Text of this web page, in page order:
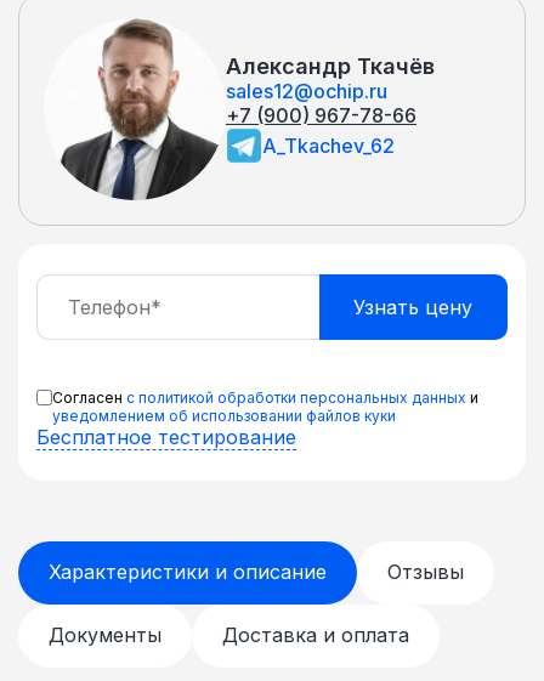
Александр Ткачёв
sales12@ochip.ru
+7 (900) 967-78-66
A_Tkachev_62
Согласен с политикой обработки персональных данных и
уведомлением об использовании файлов куки
Бесплатное тестирование
Характеристики и описание Отзывы
Документы Доставка и оплата